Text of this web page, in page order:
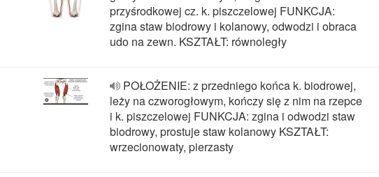
przyśrodkowej cz. k. piszczelowej FUNKCJA:
zgina staw biodrowy i kolanowy, odwodzi i obraca
udo na zewn. KSZTAŁT: równoległy
POŁOŻENIE: z przedniego końca k. biodrowej,
leży na czworogłowym, kończy się z nim na rzepce
i k. piszczelowej FUNKCJA: zgina i odwodzi staw
biodrowy, prostuje staw kolanowy KSZTAŁT:
wrzecionowaty, pierzasty